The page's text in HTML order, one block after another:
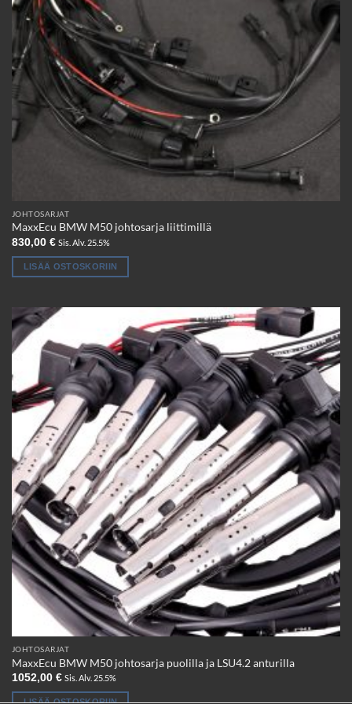
JOHTOSARJAT
MaxxEcu BMW M50 johtosarja liittimillä
830,00 € Sis. Alv. 25.5%
LISÄÄ OSTOSKORIIN
JOHTOSARJAT
MaxxEcu BMW M50 johtosarja puolilla ja LSU4.2 anturilla
1052,00 € Sis. Alv. 25.5%
LISÄÄ OSTOSKORIIN